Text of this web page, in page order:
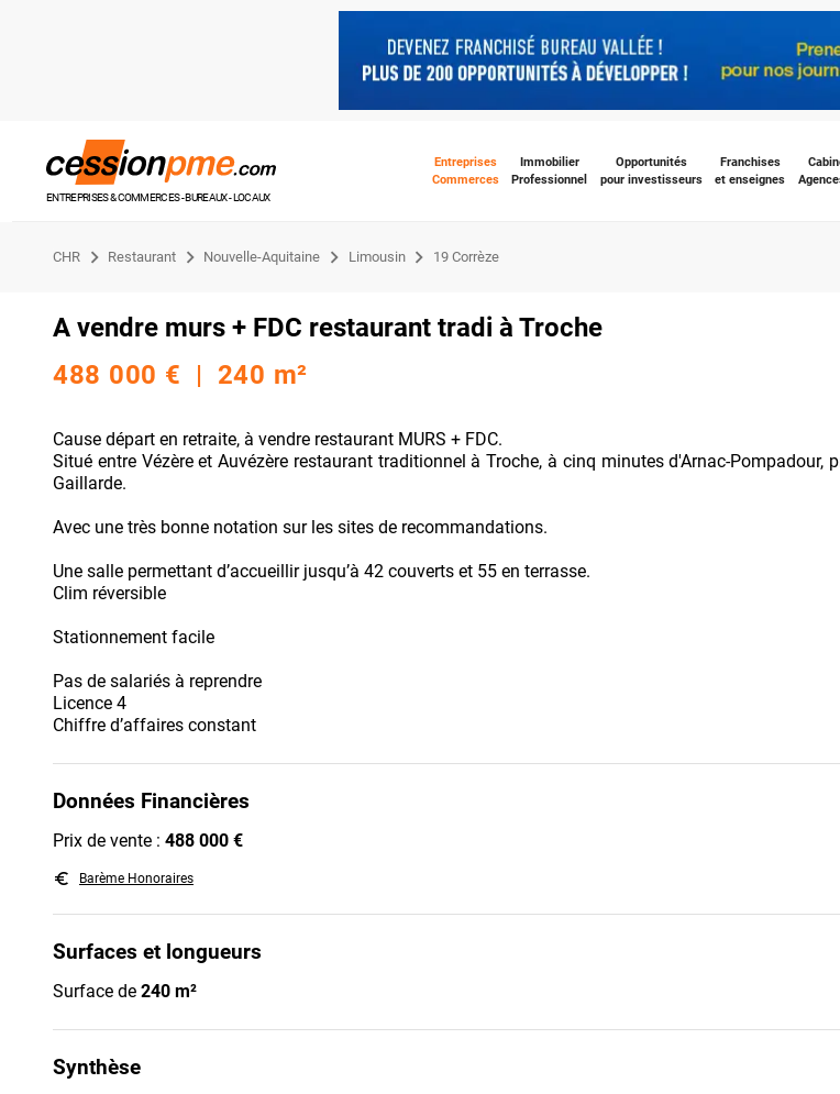
ENTREPRISES & COMMERCES - BUREAUX - LOCAUX
Entreprises
Commerces
Immobilier
Professionnel
Opportunités
pour investisseurs
Franchises
et enseignes
CHR Restaurant Nouvelle-Aquitaine Limousin 19 Corrèze
A vendre murs + FDC restaurant tradi à Troche
488 000 € | 240 m²
Cause départ en retraite, à vendre restaurant MURS + FDC.
Situé entre Vézère et Auvézère restaurant traditionnel à Troche, à cinq minutes d'Arnac-Pompadour,
Gaillarde.
Avec une très bonne notation sur les sites de recommandations.
Une salle permettant d’accueillir jusqu’à 42 couverts et 55 en terrasse.
Clim réversible
Stationnement facile
Pas de salariés à reprendre
Licence 4
Chiffre d’affaires constant
Données Financières
Prix de vente : 488 000 €
euro_symbol Barème Honoraires
Surfaces et longueurs
Surface de 240 m²
Synthèse